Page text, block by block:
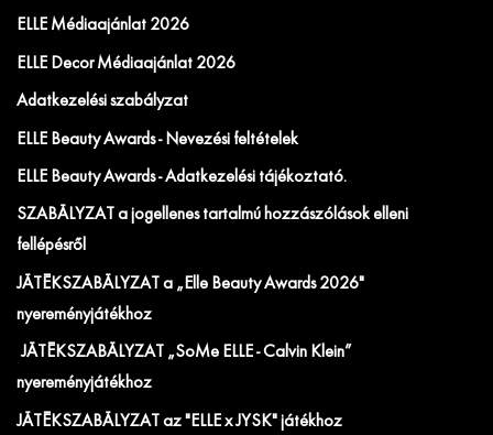
ELLE Médiaajánlat 2026
ELLE Decor Médiaajánlat 2026
Adatkezelési szabályzat
ELLE Beauty Awards - Nevezési feltételek
ELLE Beauty Awards - Adatkezelési tájékoztató.
SZABÁLYZAT a jogellenes tartalmú hozzászólások elleni
fellépésről
JÁTÉKSZABÁLYZAT a „Elle Beauty Awards 2026"
nyereményjátékhoz
JÁTÉKSZABÁLYZAT „SoMe ELLE - Calvin Klein”
nyereményjátékhoz
JÁTÉKSZABÁLYZAT az "ELLE x JYSK" játékhoz